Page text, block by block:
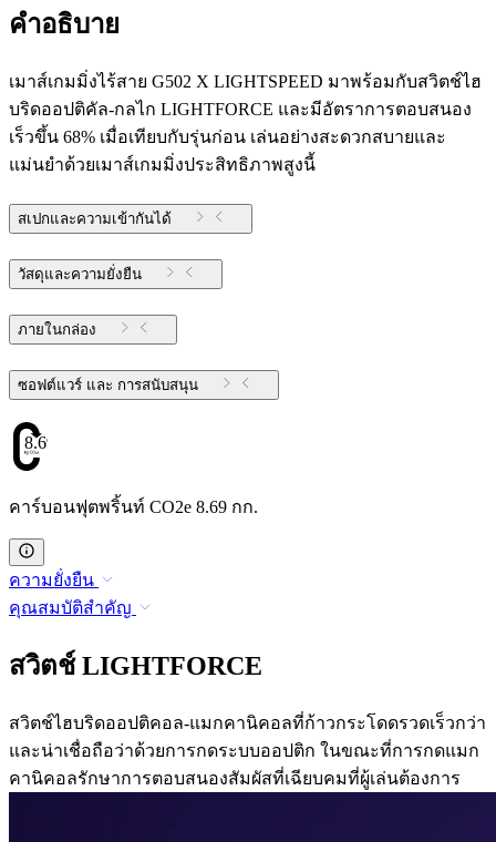
คำอธิบาย
เมาส์เกมมิ่งไร้สาย G502 X LIGHTSPEED มาพร้อมกับสวิตช์ไฮ
บริดออปติคัล-กลไก LIGHTFORCE และมีอัตราการตอบสนอง
เร็วขึ้น 68% เมื่อเทียบกับรุ่นก่อน เล่นอย่างสะดวกสบายและ
แม่นยำด้วยเมาส์เกมมิ่งประสิทธิภาพสูงนี้
สเปกและความเข้ากันได้
วัสดุและความยั่งยืน
ภายในกล่อง
ซอฟต์แวร์ และ การสนับสนุน
8.69
คาร์บอนฟุตพริ้นท์ CO2e 8.69 กก.
ความยั่งยืน
คุณสมบัติสำคัญ
สวิตช์ LIGHTFORCE
สวิตช์ไฮบริดออปติคอล-แมกคานิคอลที่ก้าวกระโดดรวดเร็วกว่า
และน่าเชื่อถือว่าด้วยการกดระบบออปติก ในขณะที่การกดแมก
คานิคอลรักษาการตอบสนองสัมผัสที่เฉียบคมที่ผู้เล่นต้องการ